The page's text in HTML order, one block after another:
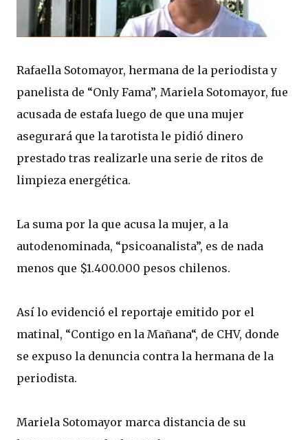
Rafaella Sotomayor, hermana de la periodista y
panelista de “Only Fama”, Mariela Sotomayor, fue
acusada de estafa luego de que una mujer
asegurará que la tarotista le pidió dinero
prestado tras realizarle una serie de ritos de
limpieza energética.
La suma por la que acusa la mujer, a la
autodenominada, “psicoanalista”, es de nada
menos que $1.400.000 pesos chilenos.
Así lo evidenció el reportaje emitido por el
matinal, “Contigo en la Mañana“, de CHV, donde
se expuso la denuncia contra la hermana de la
periodista.
Mariela Sotomayor marca distancia de su